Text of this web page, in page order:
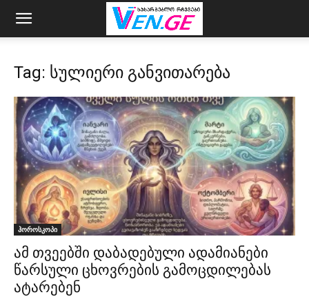
Tag: სულიერი განვითარება
ჰოროსკოპი
ამ თვეებში დაბადებული ადამიანები
წარსული ცხოვრების გამოცდილებას
ატარებენ